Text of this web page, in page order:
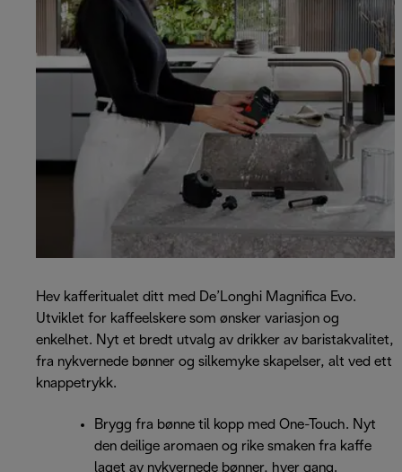
Hev kafferitualet ditt med De’Longhi Magnifica Evo.
Utviklet for kaffeelskere som ønsker variasjon og
enkelhet. Nyt et bredt utvalg av drikker av baristakvalitet,
fra nykvernede bønner og silkemyke skapelser, alt ved ett
knappetrykk.
Brygg fra bønne til kopp med One-Touch. Nyt
den deilige aromaen og rike smaken fra kaffe
laget av nykvernede bønner, hver gang.